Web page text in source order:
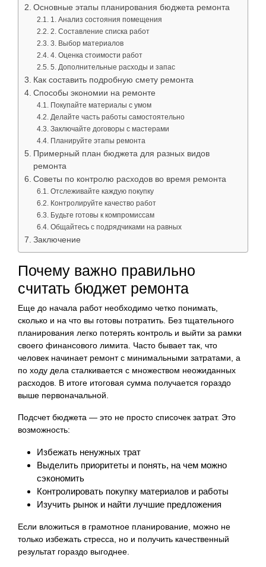
Основные этапы планирования бюджета ремонта
1. Анализ состояния помещения
2. Составление списка работ
3. Выбор материалов
4. Оценка стоимости работ
5. Дополнительные расходы и запас
Как составить подробную смету ремонта
Способы экономии на ремонте
Покупайте материалы с умом
Делайте часть работы самостоятельно
Заключайте договоры с мастерами
Планируйте этапы ремонта
Примерный план бюджета для разных видов
ремонта
Советы по контролю расходов во время ремонта
Отслеживайте каждую покупку
Контролируйте качество работ
Будьте готовы к компромиссам
Общайтесь с подрядчиками на равных
Заключение
Почему важно правильно
считать бюджет ремонта
Еще до начала работ необходимо четко понимать,
сколько и на что вы готовы потратить. Без тщательного
планирования легко потерять контроль и выйти за рамки
своего финансового лимита. Часто бывает так, что
человек начинает ремонт с минимальными затратами, а
по ходу дела сталкивается с множеством неожиданных
расходов. В итоге итоговая сумма получается гораздо
выше первоначальной.
Подсчет бюджета — это не просто списочек затрат. Это
возможность:
Избежать ненужных трат
Выделить приоритеты и понять, на чем можно
сэкономить
Контролировать покупку материалов и работы
Изучить рынок и найти лучшие предложения
Если вложиться в грамотное планирование, можно не
только избежать стресса, но и получить качественный
результат гораздо выгоднее.